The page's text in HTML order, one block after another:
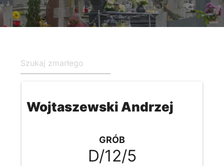
Wojtaszewski Andrzej
GRÓB
D/12/5